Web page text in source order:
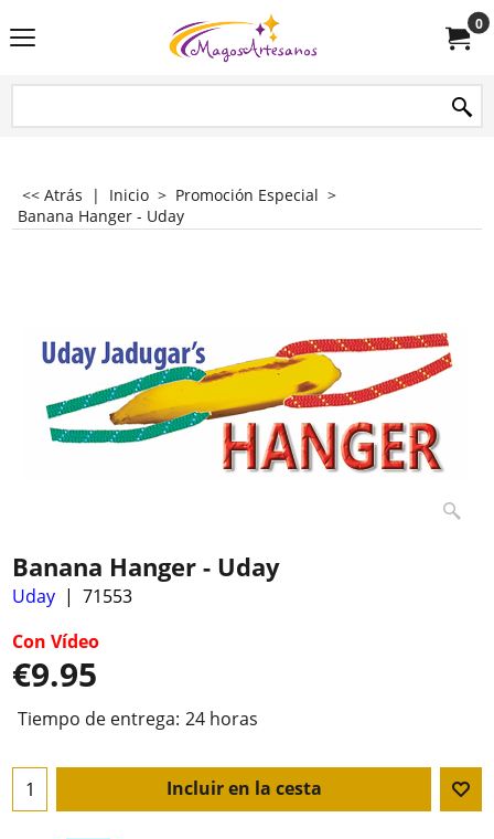
0
<< Atrás | Inicio > Promoción Especial >
Banana Hanger - Uday
Banana Hanger - Uday
Uday
71553
Con Vídeo
€9.95
Tiempo de entrega: 24 horas
Incluir en la cesta